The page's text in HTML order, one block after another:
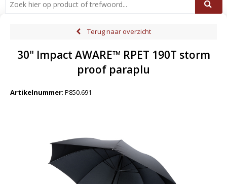
Terug naar overzicht
30" Impact AWARE™ RPET 190T storm
proof paraplu
Artikelnummer: P850.691